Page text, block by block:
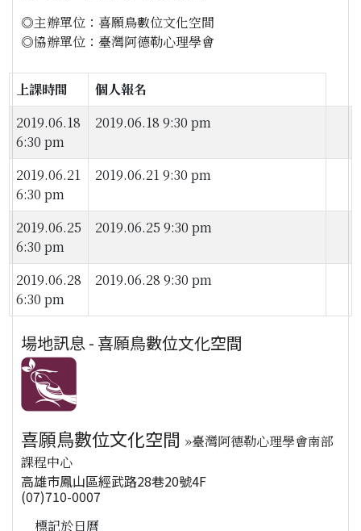
◎主辦單位：喜願鳥數位文化空間
◎協辦單位：臺灣阿德勒心理學會
上課時間
個人報名
2019.06.18
6:30 pm
2019.06.18 9:30 pm
2019.06.21
6:30 pm
2019.06.21 9:30 pm
2019.06.25
6:30 pm
2019.06.25 9:30 pm
2019.06.28
6:30 pm
2019.06.28 9:30 pm
場地訊息 - 喜願鳥數位文化空間
喜願鳥數位文化空間 »臺灣阿德勒心理學會南部
課程中心
高雄市鳳山區經武路28巷20號4F
(07)710-0007
標記於日曆